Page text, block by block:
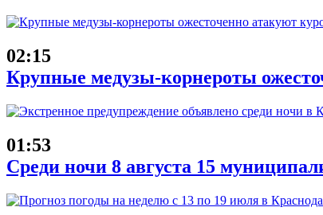
02:15
Крупные медузы-корнероты
01:53
Среди ночи 8 августа 15